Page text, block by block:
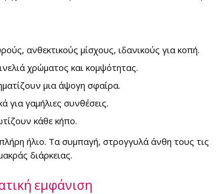
ανθεκτικούς μίσχους, ιδανικούς για κοπή.
χρώματος και κομψότητας.
μια άψογη σφαίρα.
για γαμήλιες συνθέσεις.
κάθε κήπο.
ήλιο. Τα συμπαγή, στρογγυλά άνθη τους τις
διάρκειας.
εμφάνιση